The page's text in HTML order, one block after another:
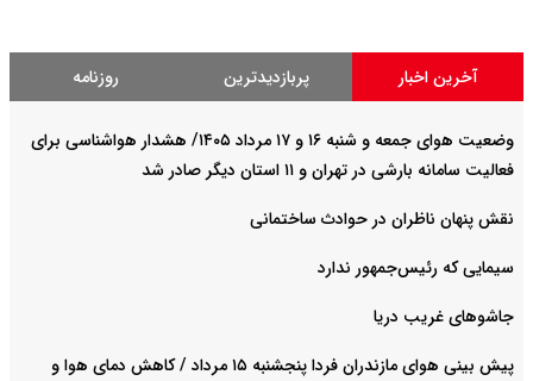
آخرین اخبار پربازدیدترین روزنامه
وضعیت هوای جمعه و شنبه ۱۶ و ۱۷ مرداد ۱۴۰۵/ هشدار هواشناسی برای
فعالیت سامانه بارشی در تهران و ۱۱ استان دیگر صادر شد
نقش پنهان ناظران در حوادث ساختمانی
سیمایی که رئیس‌جمهور ندارد
جاشوهای غریب دریا
پیش بینی هوای مازندران فردا پنجشنبه ۱۵ مرداد / کاهش دمای هوا و